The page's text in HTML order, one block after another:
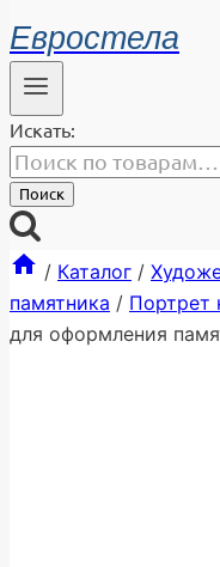
Евростела
Искать:
Поиск
/ Каталог /
памятника / Портрет
для оформления